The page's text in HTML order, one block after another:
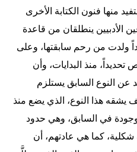
منها فنون الكتابة الأخرى
الأدبيين ينطلقان من قاعدة
ولدت من رحم سابقتها، وعلى
منذ البدايات، وأن
عن النوع السابق يستلزم
يشقه هذا النوع، الذي يضع منذ
في السابق، وهي حدود
كما هي عادتهم، أن